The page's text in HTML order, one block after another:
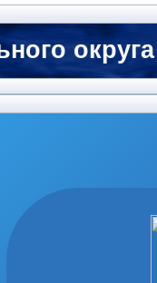
округа